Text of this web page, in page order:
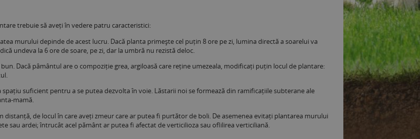
trebuie să aveți în vedere patru caracteristici:
murului depinde de acest lucru. Dacă planta primește cel puțin 8 ore pe zi, lumina directă a soarelui va
undeva la 6 ore de soare, pe zi, dar la umbră nu rezistă deloc.
Dacă pâmântul are o compoziție grea, argiloasă care reține umezeala, modificați puțin locul de plantare:
suficient pentru a se putea dezvolta în voie. Lăstarii noi se formează din ramificațiile subterane ale
mamă.
distanță, de locul în care aveți zmeur care ar putea fi purtător de boli. De asemenea evitați plantarea murului
sau ardei; întrucât acel pământ ar putea fi afectat de verticilioza sau oflilirea verticiliană.